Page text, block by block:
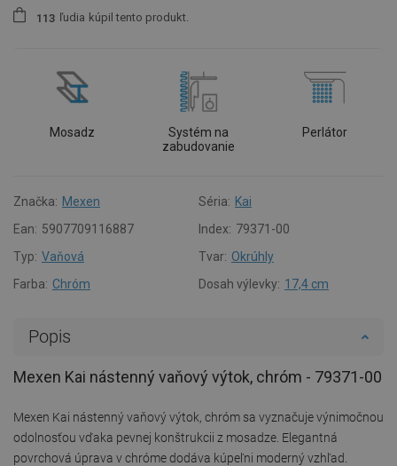
1 1 3 ľudia kúpil tento produkt.
Mosadz
Systém na
zabudovanie
Perlátor
Značka: Mexen Séria: Kai
Ean: 5907709116887 Index: 79371-00
Typ: Vaňová Tvar: Okrúhly
Farba: Chróm Dosah výlevky: 17,4 cm
Popis
Mexen Kai nástenný vaňový výtok, chróm - 79371-00
Mexen Kai nástenný vaňový výtok, chróm sa vyznačuje výnimočnou
odolnosťou vďaka pevnej konštrukcii z mosadze. Elegantná
povrchová úprava v chróme dodáva kúpeľni moderný vzhľad.